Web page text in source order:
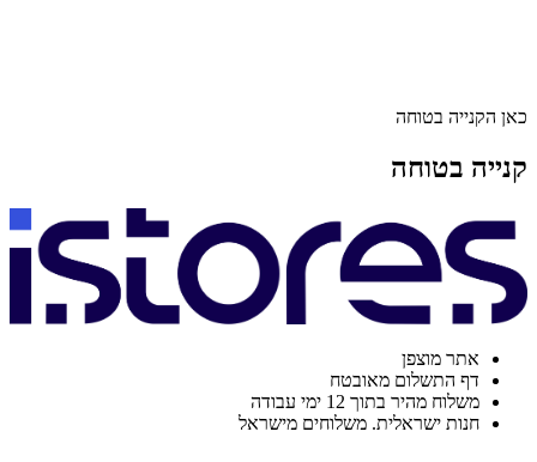
כאן הקנייה בטוחה
קנייה בטוחה
אתר מוצפן
דף התשלום מאובטח
משלוח מהיר בתוך 12 ימי עבודה
חנות ישראלית. משלוחים מישראל